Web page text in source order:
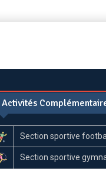
Activités
Section sportive
Section sportive